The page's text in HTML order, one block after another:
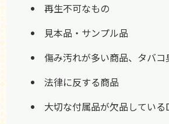
再生不可なもの
見本品・サンプル品
傷み汚れが多い商品、タバ
法律に反する商品
大切な付属品が欠品している